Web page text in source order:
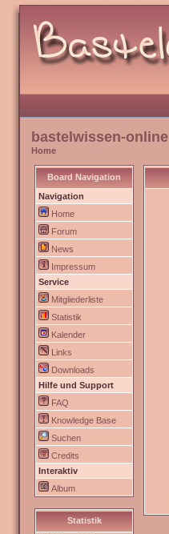
bastelwissen-online
Home
Board Navigation
Navigation
Home
Forum
News
Impressum
Service
Mitgliederliste
Statistik
Kalender
Links
Downloads
Hilfe und Support
FAQ
Knowledge Base
Suchen
Credits
Interaktiv
Album
Statistik